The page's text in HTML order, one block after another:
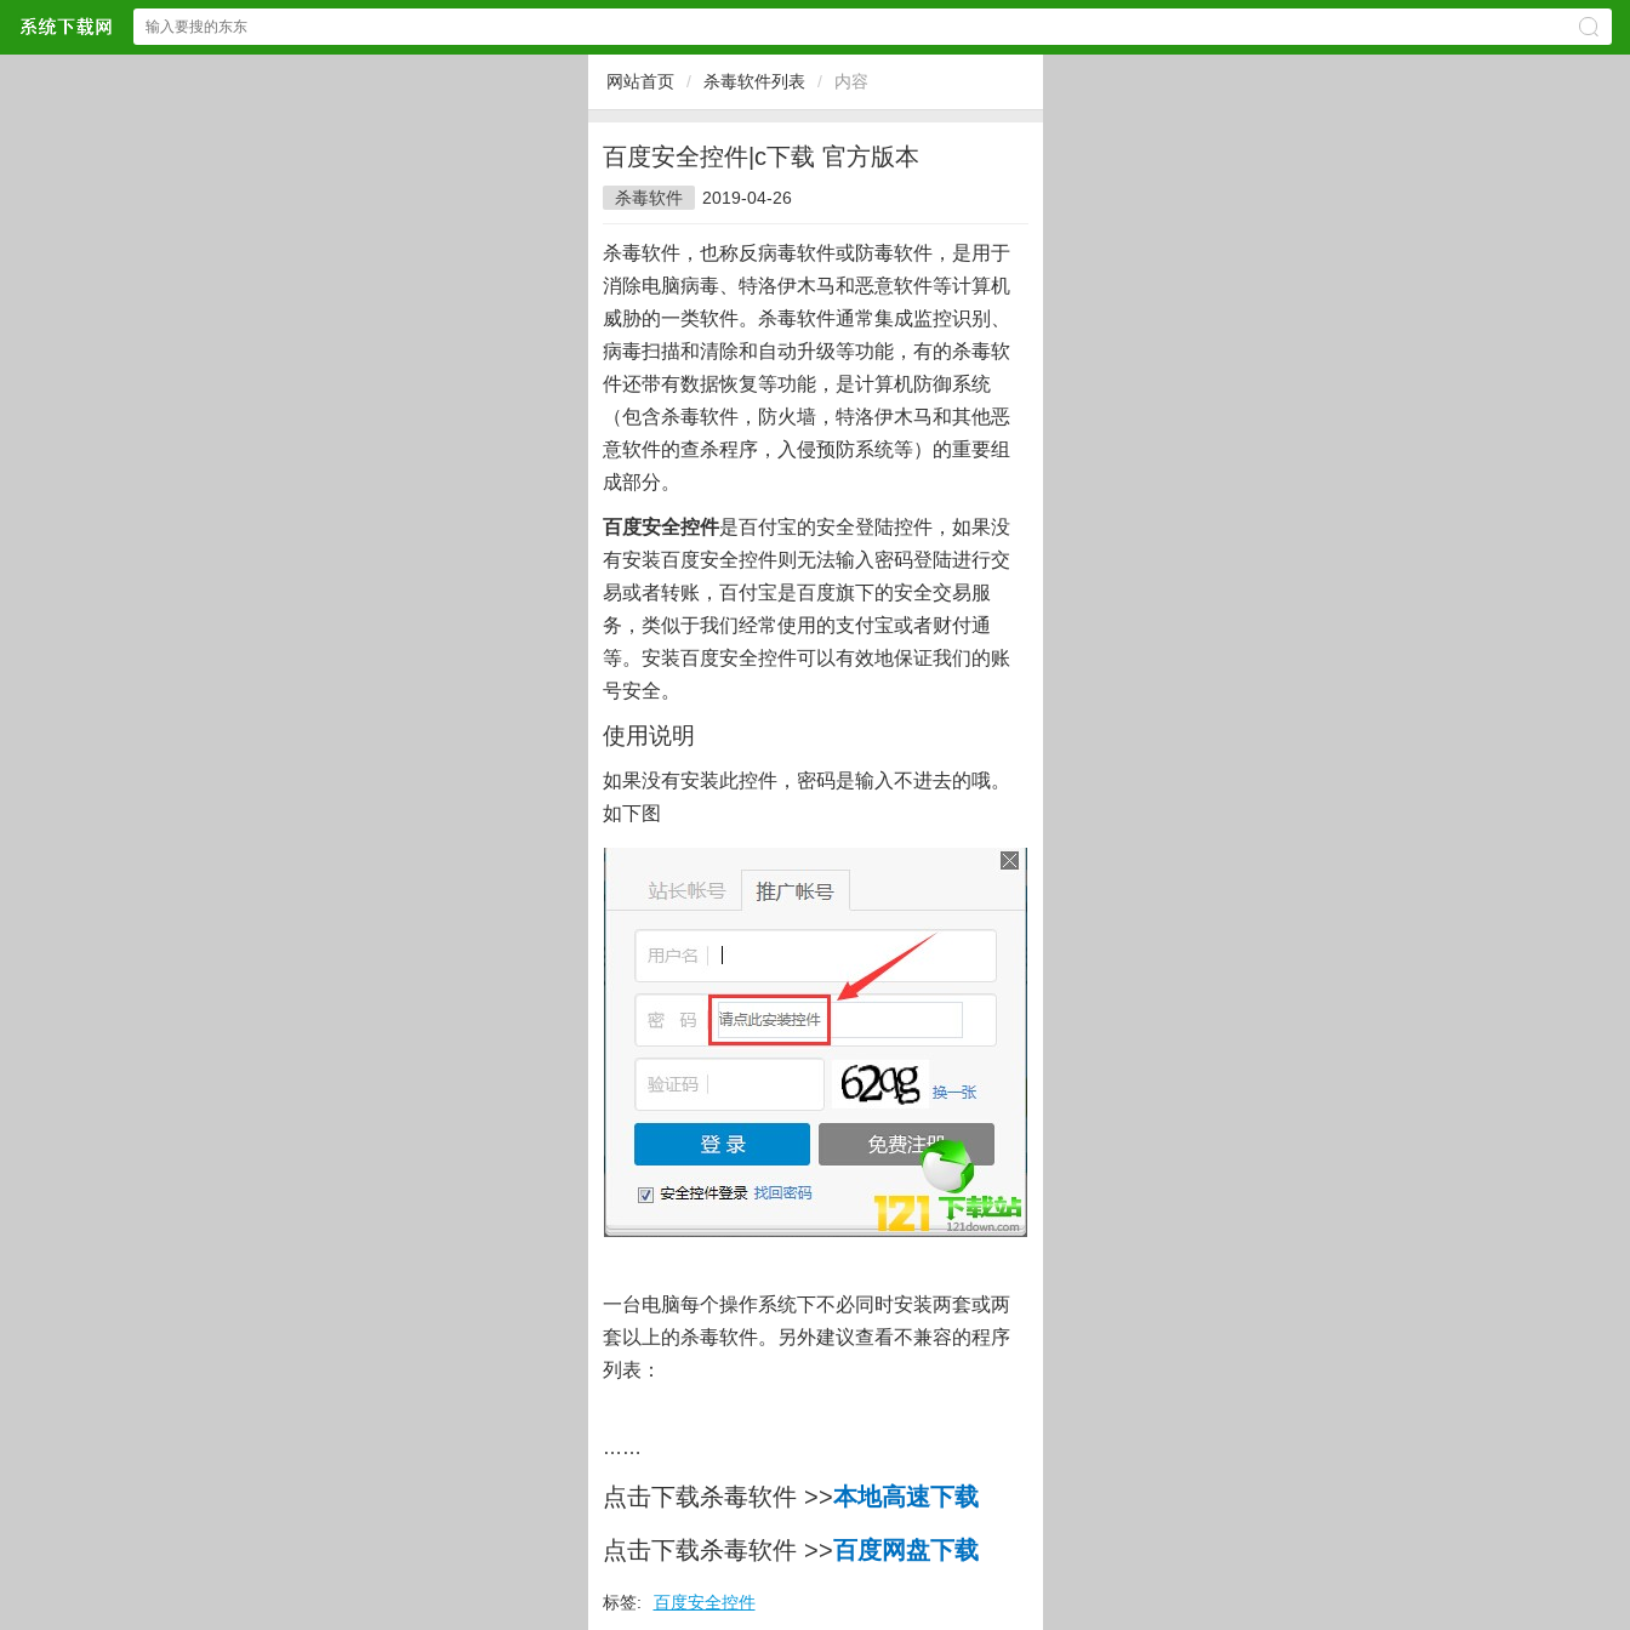
网站首页 / 杀毒软件列表 / 内容
百度安全控件|c下载 官方版本
杀毒软件 2019-04-26
杀毒软件，也称反病毒软件或防毒软件，是用于
消除电脑病毒、特洛伊木马和恶意软件等计算机
威胁的一类软件。杀毒软件通常集成监控识别、
病毒扫描和清除和自动升级等功能，有的杀毒软
件还带有数据恢复等功能，是计算机防御系统
（包含杀毒软件，防火墙，特洛伊木马和其他恶
意软件的查杀程序，入侵预防系统等）的重要组
成部分。
百度安全控件是百付宝的安全登陆控件，如果没
有安装百度安全控件则无法输入密码登陆进行交
易或者转账，百付宝是百度旗下的安全交易服
务，类似于我们经常使用的支付宝或者财付通
等。安装百度安全控件可以有效地保证我们的账
号安全。
使用说明
如果没有安装此控件，密码是输入不进去的哦。
如下图
一台电脑每个操作系统下不必同时安装两套或两
套以上的杀毒软件。另外建议查看不兼容的程序
列表：
……
点击下载杀毒软件 >>本地高速下载
点击下载杀毒软件 >>百度网盘下载
标签: 百度安全控件